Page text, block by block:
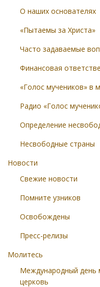
О наших основателях
«Пытаемы за Христа»
Часто задаваемые
Финансовая
«Голос мучеников» в
Радио «Голос
Определение
Несвободные страны
Новости
Свежие новости
Помните узников
Освобождены
Пресс-релизы
Молитесь
Международный день
церковь